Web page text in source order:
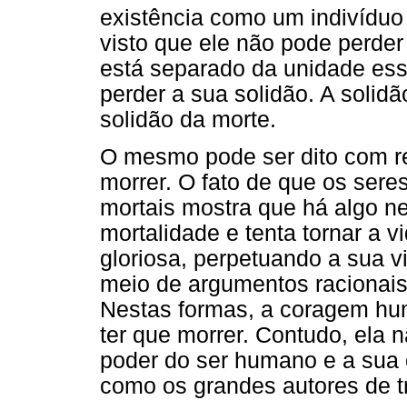
existência como um
visto que ele não pode
está separado da unidade
perder a sua solidão. A
solidão da morte.
O mesmo pode ser dito com
morrer. O fato de que os
mortais mostra que há algo
mortalidade e tenta tornar a
gloriosa, perpetuando a sua
meio de argumentos
Nestas formas, a coragem
ter que morrer. Contudo, ela
poder do ser humano e a
como os grandes autores de